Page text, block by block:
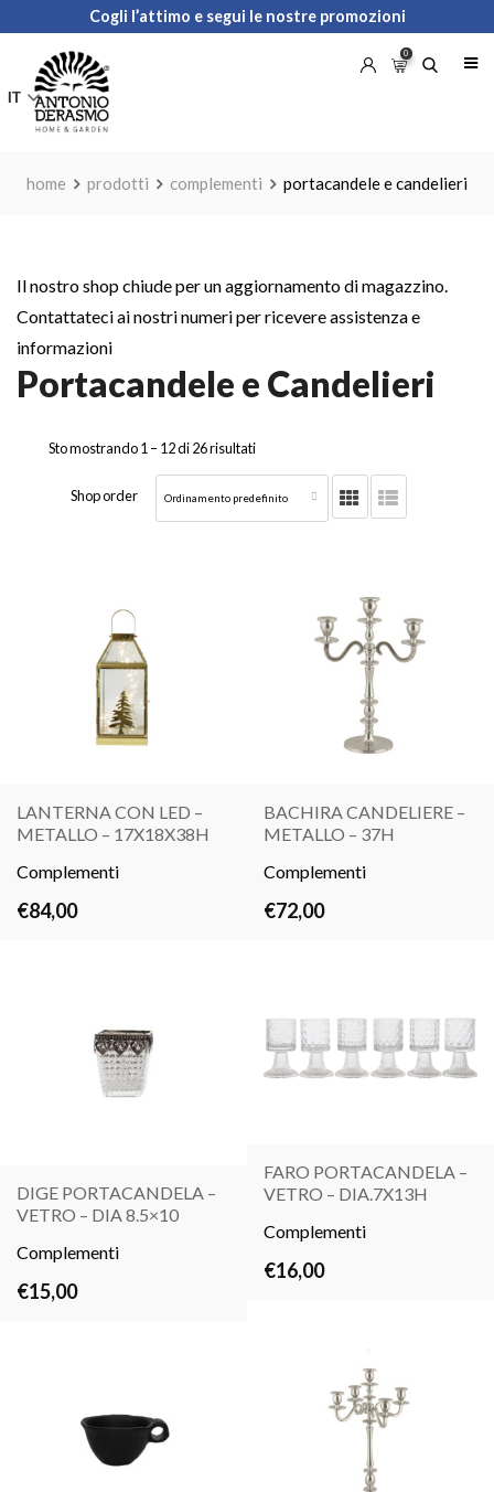
content
Cogli l’attimo e segui le nostre promozioni
IT
0
home prodotti complementi portacandele e candelieri
Il nostro shop chiude per un aggiornamento di magazzino.
Contattateci ai nostri numeri per ricevere assistenza e
informazioni
Portacandele e Candelieri
Sto mostrando 1 –12di 26 risultati
Shop order
TUTTO
LANTERNA CON LED –
METALLO – 17X18X38H
Complementi
€84,00
TUTTO
BACHIRA CANDELIERE –
METALLO – 37H
Complementi
€72,00
TUTTO
DIGE PORTACANDELA –
VETRO – DIA 8.5×10
Complementi
€15,00
LEGGI
TUTTO
FARO PORTACANDELA –
VETRO – DIA.7X13H
Complementi
€16,00